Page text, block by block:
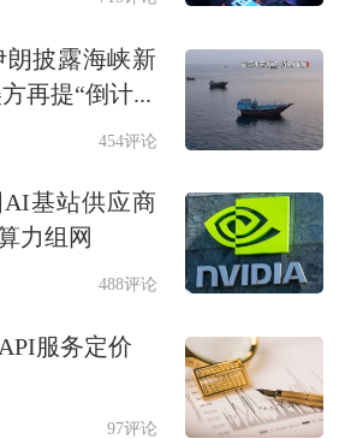
尔 · 哈撒韦股东大会。
格雷格 · 阿贝尔的表现
分，其专业度得到了认
与“段子手”巴菲特有明
探讨，让我印象最深刻
辞当中展现出来的他对巴
朗披露海峡新
再提“倒计...
454评论
基站供应商
力组网
488评论
服务定价
97评论